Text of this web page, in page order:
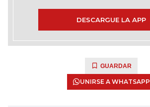
DESCARGUE LA APP
GUARDAR
UNIRSE A WHATSAPP